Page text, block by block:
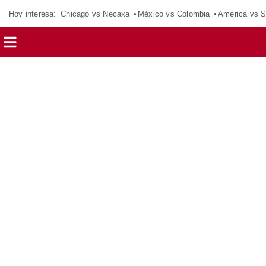
Hoy interesa: Chicago vs Necaxa México vs Colombia América vs